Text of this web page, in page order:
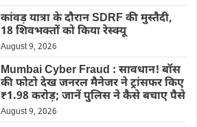
कांवड़ यात्रा के दौरान SDRF की मुस्तैदी,
18 शिवभक्तों को किया रेस्क्यू
August 9, 2026
Mumbai Cyber Fraud : सावधान! बॉस
की फोटो देख जनरल मैनेजर ने ट्रांसफर किए
₹1.98 करोड़; जानें पुलिस ने कैसे बचाए पैसे
August 9, 2026